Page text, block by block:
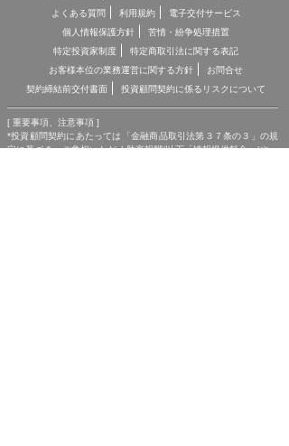
よくある質問
利用規約
電子交付サービス
個人情報保護方針
苦情・紛争処理措置
特定投資家制度
特定商取引法に関する表記
お客様本位の業務運営に関する方針
お問合せ
契約締結前交付書面
投資顧問契約に係るリスクについて
[ 重要事項、注意事項 ]
*投資顧問契約にあたっては「金融商品取引法第３７条の３」の規
定に基づき、ご負担いただく助言報酬(以下「情報提供料金」)や、